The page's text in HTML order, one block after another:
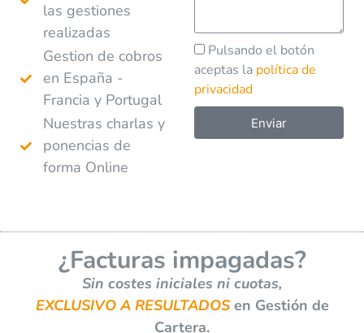
las gestiones
realizadas
Gestion de cobros
en España -
Francia y Portugal
Nuestras charlas y
ponencias de
forma Online
Pulsando el botón
aceptas la política de
privacidad
Enviar
r
n
a
t
i
¿Facturas impagadas?
Sin costes iniciales ni cuotas,
EXCLUSIVO A RESULTADOSen Gestión de
Cartera.